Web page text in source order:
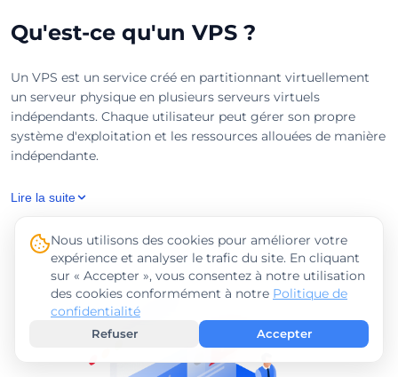
Qu'est-ce qu'un VPS ?
Un VPS est un service créé en partitionnant virtuellement
un serveur physique en plusieurs serveurs virtuels
indépendants. Chaque utilisateur peut gérer son propre
système d'exploitation et les ressources allouées de manière
indépendante.
Lire la suite
Nous utilisons des cookies pour améliorer votre
expérience et analyser le trafic du site. En cliquant
sur « Accepter », vous consentez à notre utilisation
des cookies conformément à notre Politique de
confidentialité
Refuser Accepter